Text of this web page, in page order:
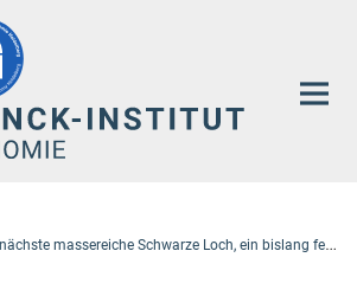
N
eu entdeckt: das uns nächste massereiche Schwarze Loch, ein bislang fehlendes Bindeglied der Evolution Schwarzer Löche